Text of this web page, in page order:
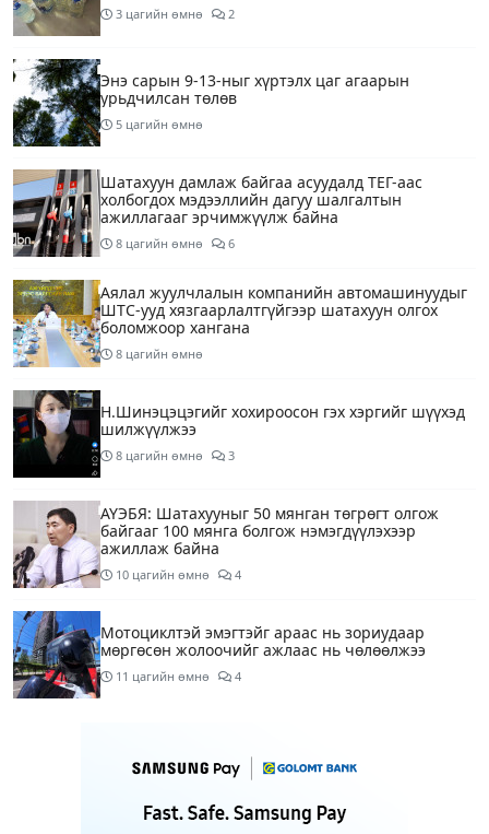
3 цагийн өмнө 2
Энэ сарын 9-13-ныг хүртэлх цаг агаарын
урьдчилсан төлөв
5 цагийн өмнө
Шатахуун дамлаж байгаа асуудалд ТЕГ-аас
холбогдох мэдээллийн дагуу шалгалтын
ажиллагааг эрчимжүүлж байна
8 цагийн өмнө 6
Аялал жуулчлалын компанийн автомашинуудыг
ШТС-ууд хязгаарлалтгүйгээр шатахуун олгох
боломжоор хангана
8 цагийн өмнө
Н.Шинэцэцэгийг хохироосон гэх хэргийг шүүхэд
шилжүүлжээ
8 цагийн өмнө 3
АҮЭБЯ: Шатахууныг 50 мянган төгрөгт олгож
байгааг 100 мянга болгож нэмэгдүүлэхээр
ажиллаж байна
10 цагийн өмнө 4
Мотоциклтэй эмэгтэйг араас нь зориудаар
мөргөсөн жолоочийг ажлаас нь чөлөөлжээ
11 цагийн өмнө 4
шатахуун дамлан зарж буй асуудалд хяналт
тавихыг үүрэгдэв